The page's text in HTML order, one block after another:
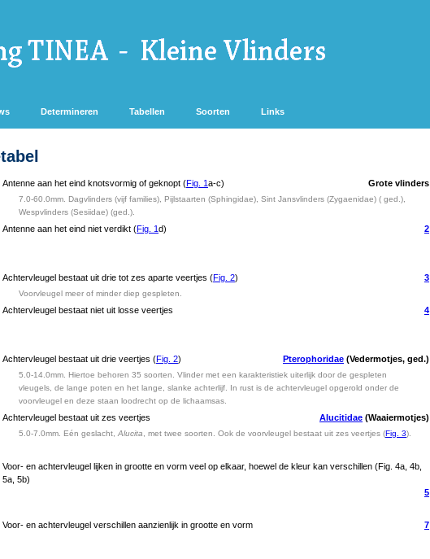
Determineren Tabellen Soorten Links
Antenne aan het eind knotsvormig of geknopt (Fig. 1a-c) Grote vlinders
7.0-60.0mm. Dagvlinders (vijf families), Pijlstaarten (Sphingidae), Sint Jansvlinders (Zygaenidae) ( ged.),
Wespvlinders (Sesiidae) (ged.).
Antenne aan het eind niet verdikt (Fig. 1d) 2
Achtervleugel bestaat uit drie tot zes aparte veertjes (Fig. 2) 3
Voorvleugel meer of minder diep gespleten.
Achtervleugel bestaat niet uit losse veertjes 4
Achtervleugel bestaat uit drie veertjes (Fig. 2) Pterophoridae (Vedermotjes, ged.)
5.0-14.0mm. Hiertoe behoren 35 soorten. Vlinder met een karakteristiek uiterlijk door de gespleten
vleugels, de lange poten en het lange, slanke achterlijf. In rust is de achtervleugel opgerold onder de
voorvleugel en deze staan loodrecht op de lichaamsas.
Achtervleugel bestaat uit zes veertjes Alucitidae (Waaiermotjes)
5.0-7.0mm. Eén geslacht, Alucita , met twee soorten. Ook de voorvleugel bestaat uit zes veertjes (Fig. 3).
Voor- en achtervleugel lijken in grootte en vorm veel op elkaar, hoewel de kleur kan verschillen (Fig. 4a, 4b,
5a, 5b)
5
Voor- en achtervleugel verschillen aanzienlijk in grootte en vorm 7